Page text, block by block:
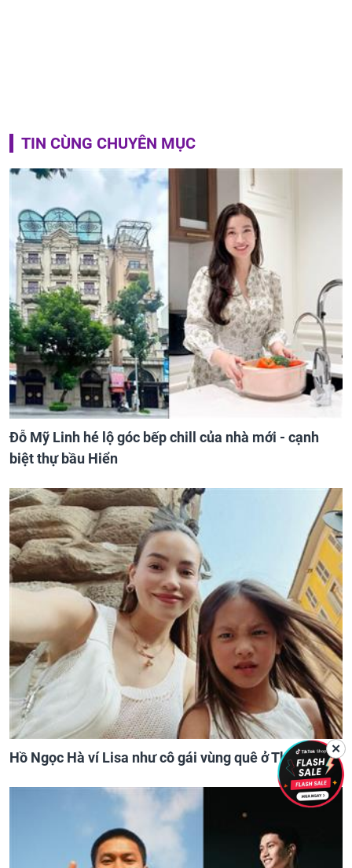
TIN CÙNG CHUYÊN MỤC
Đỗ Mỹ Linh hé lộ góc bếp chill của nhà mới - cạnh
biệt thự bầu Hiển
Hồ Ngọc Hà ví Lisa như cô gái vùng quê ở Thụy Điển
✕